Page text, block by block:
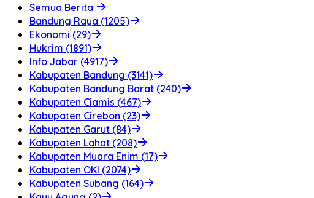
Semua Berita
Bandung Raya (1205)
Ekonomi (29)
Hukrim (1891)
Info Jabar (4917)
Kabupaten Bandung (3141)
Kabupaten Bandung Barat (240)
Kabupaten Ciamis (467)
Kabupaten Cirebon (23)
Kabupaten Garut (84)
Kabupaten Lahat (208)
Kabupaten Muara Enim (17)
Kabupaten OKI (2074)
Kabupaten Subang (164)